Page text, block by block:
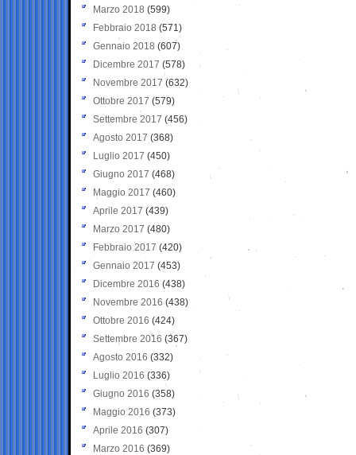
Marzo 2018 (599)
Febbraio 2018 (571)
Gennaio 2018 (607)
Dicembre 2017 (578)
Novembre 2017 (632)
Ottobre 2017 (579)
Settembre 2017 (456)
Agosto 2017 (368)
Luglio 2017 (450)
Giugno 2017 (468)
Maggio 2017 (460)
Aprile 2017 (439)
Marzo 2017 (480)
Febbraio 2017 (420)
Gennaio 2017 (453)
Dicembre 2016 (438)
Novembre 2016 (438)
Ottobre 2016 (424)
Settembre 2016 (367)
Agosto 2016 (332)
Luglio 2016 (336)
Giugno 2016 (358)
Maggio 2016 (373)
Aprile 2016 (307)
Marzo 2016 (369)